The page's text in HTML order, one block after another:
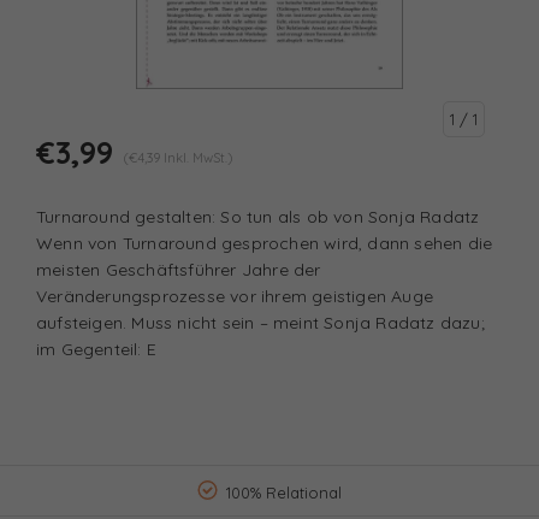
1 / 1
€3,99 (€4,39 Inkl. MwSt.)
Turnaround gestalten: So tun als ob von Sonja Radatz
Wenn von Turnaround gesprochen wird, dann sehen die
meisten Geschäftsführer Jahre der
Veränderungsprozesse vor ihrem geistigen Auge
aufsteigen. Muss nicht sein – meint Sonja Radatz dazu;
im Gegenteil: E
100% Relational